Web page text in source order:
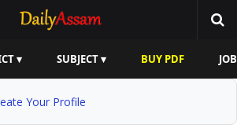
▾ SUBJECT ▾ BUY PDF
Your Profile